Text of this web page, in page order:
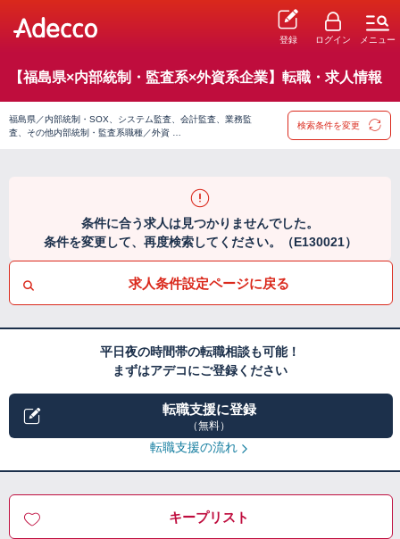
登録 ログイン メニュー
【福島県×内部統制・監査系×外資系企業】転職・求人情報
福島県／内部統制・SOX、システム監査、会計監査、業務監
査、その他内部統制・監査系職種／外資 …
検索条件を変更
条件に合う求人は見つかりませんでした。
条件を変更して、再度検索してください。（E130021）
求人条件設定ページに戻る
平日夜の時間帯の転職相談も可能！
まずはアデコにご登録ください
転職支援に登録
（無料）
転職支援の流れ
キープリスト